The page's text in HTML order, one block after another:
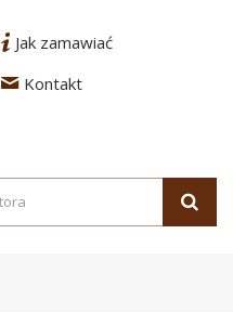
2 Jak zamawiać
4 Kontakt